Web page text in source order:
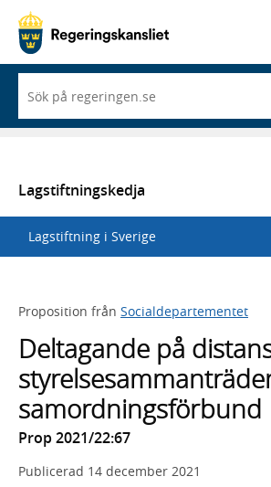
du
börjar
skriva
en
lista
med
sökförslag
Lagstiftningskedja
Lagstiftning i Sverige
Proposition från Socialdepartementet
Deltagande på
samordningsförbund
Prop 2021/22:67
Publicerad 14 december 2021